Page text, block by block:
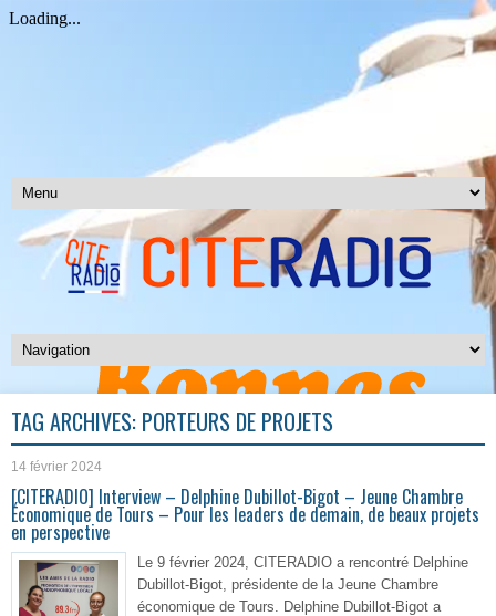
TAG ARCHIVES: PORTEURS DE PROJETS
14 février 2024
[CITERADIO] Interview – Delphine Dubillot-Bigot – Jeune Chambre
Économique de Tours – Pour les leaders de demain, de beaux projets
en perspective
Le 9 février 2024, CITERADIO a rencontré Delphine
Dubillot-Bigot, présidente de la Jeune Chambre
économique de Tours. Delphine Dubillot-Bigot a